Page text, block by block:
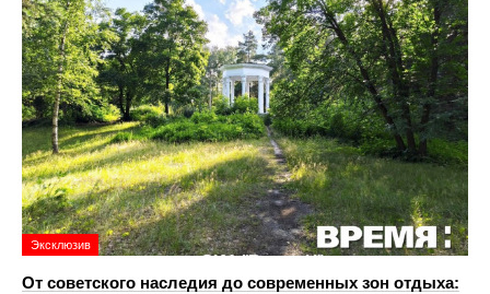
Эксклюзив
От советского наследия до современных зон отдыха: